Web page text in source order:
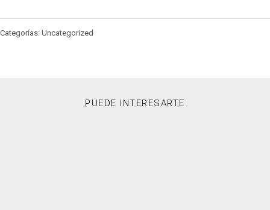
Categorías: Uncategorized
PUEDE INTERESARTE